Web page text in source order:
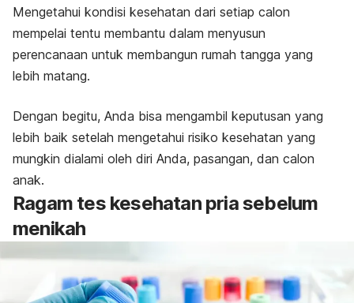
Mengetahui kondisi kesehatan dari setiap calon
mempelai tentu membantu dalam menyusun
perencanaan untuk membangun rumah tangga yang
lebih matang.
Dengan begitu, Anda bisa mengambil keputusan yang
lebih baik setelah mengetahui risiko kesehatan yang
mungkin dialami oleh diri Anda, pasangan, dan calon
anak.
Ragam tes kesehatan pria sebelum
menikah